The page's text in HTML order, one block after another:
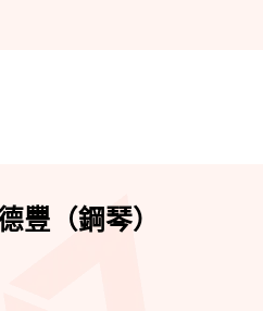
豐（鋼琴）